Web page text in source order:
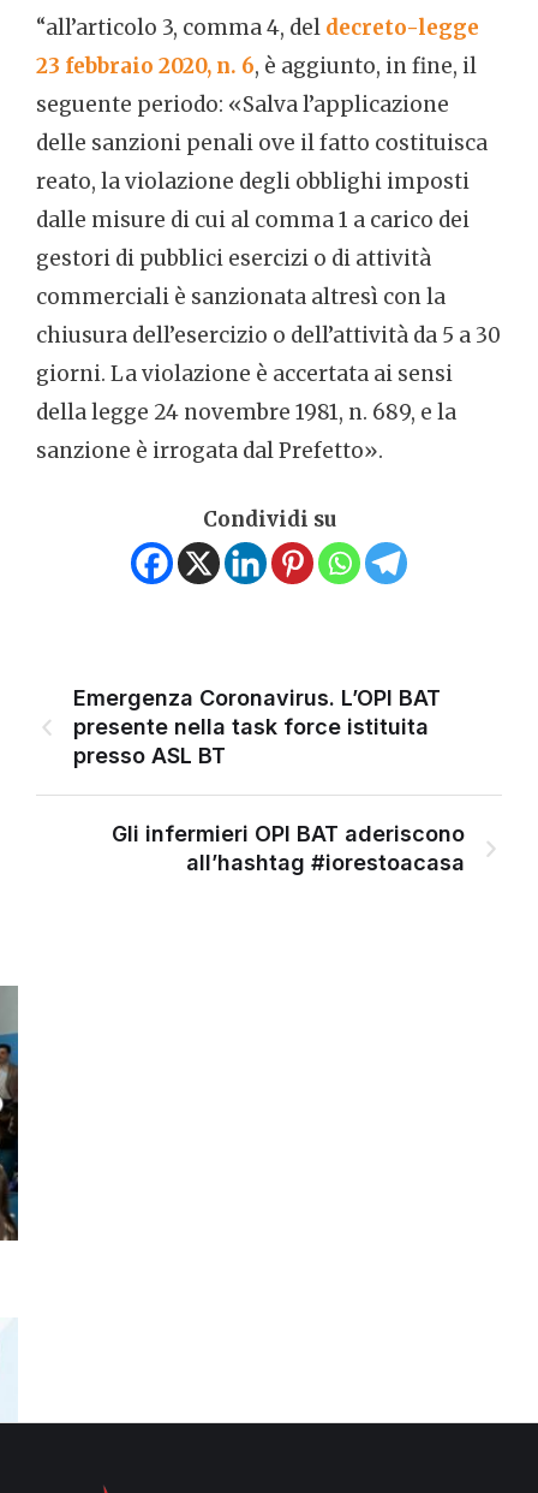
“all’articolo 3, comma 4, del decreto-legge
23 febbraio 2020, n. 6, è aggiunto, in fine, il
seguente periodo: «Salva l’applicazione
delle sanzioni penali ove il fatto costituisca
reato, la violazione degli obblighi imposti
dalle misure di cui al comma 1 a carico dei
gestori di pubblici esercizi o di attività
commerciali è sanzionata altresì con la
chiusura dell’esercizio o dell’attività da 5 a 30
giorni. La violazione è accertata ai sensi
della legge 24 novembre 1981, n. 689, e la
sanzione è irrogata dal Prefetto».
Condividi su
Emergenza Coronavirus. L’OPI BAT
presente nella task force istituita
presso ASL BT
Gli infermieri OPI BAT aderiscono
all’hashtag #iorestoacasa